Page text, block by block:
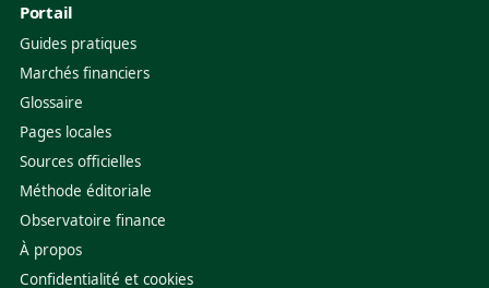
Portail
Guides pratiques
Marchés financiers
Glossaire
Pages locales
Sources officielles
Méthode éditoriale
Observatoire finance
À propos
Confidentialité et cookies